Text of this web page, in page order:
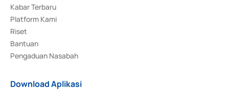
Kabar Terbaru
Platform Kami
Riset
Bantuan
Pengaduan Nasabah
Download Aplikasi